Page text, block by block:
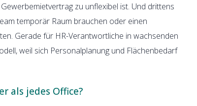
zu unflexibel ist. Und drittens
temporär Raum brauchen oder einen
Gerade für HR-Verantwortliche in wachsenden
weil sich Personalplanung und Flächenbedarf
als jedes Office?